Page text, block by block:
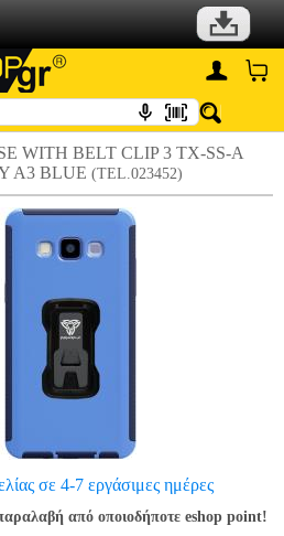
WITH BELT CLIP 3 TX-SS-A
A3 BLUE (TEL.023452)
σε 4-7 εργάσιμες ημέρες
από οποιοδήποτε eshop point!